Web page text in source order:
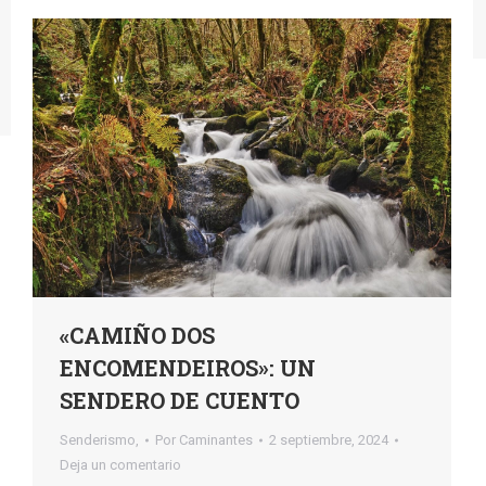
«CAMIÑO DOS
ENCOMENDEIROS»: UN
SENDERO DE CUENTO
Senderismo, Por Caminantes
2 septiembre, 2024
Deja un comentario